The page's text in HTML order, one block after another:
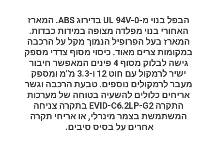
הבפל בנוי מ-UL 94V-0 בדירוג ABS. המארז
האחורי בנוי מפלדה מצופה במידות כבדות.
המארז בעל הפרופיל הנמוך מקל על הרכבה
במקומות צרים מאוד. כיסוי מסוף צדדי מספק
גישה לבלוק מסוף 4 פינים המאפשר חיבור
ישיר לרמקול עם חוט 12 ו-3.3 מ"מ ומספק
מעבר לרמקולים נוספים. טבעת הרכבה וגשר
אריחים כלולים להשעיה בטוחה של מערכות
התקרה EVID-C6.2LP-G2 בתקרה צניחה
המשתמשת בצמר מינרלי, או אריחי תקרה
אחרים על בסיס סיבים.